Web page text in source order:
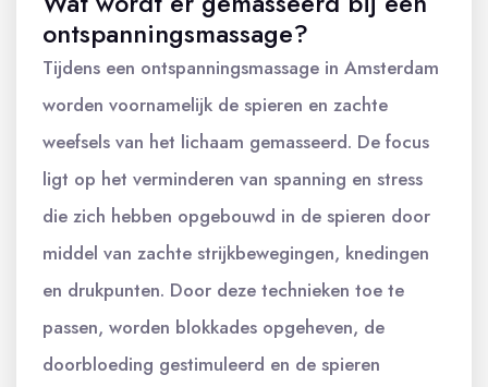
ontspanningsmassage?
Tijdens een ontspanningsmassage in Amsterdam
worden voornamelijk de spieren en zachte
weefsels van het lichaam gemasseerd. De focus
ligt op het verminderen van spanning en stress
die zich hebben opgebouwd in de spieren door
middel van zachte strijkbewegingen, knedingen
en drukpunten. Door deze technieken toe te
passen, worden blokkades opgeheven, de
doorbloeding gestimuleerd en de spieren